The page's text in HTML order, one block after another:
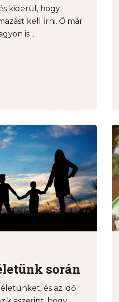
kiderül, hogy
kell írni. Ő már
is ...
során
és az idő